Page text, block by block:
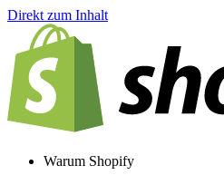
Direkt zum Inhalt
Warum Shopify